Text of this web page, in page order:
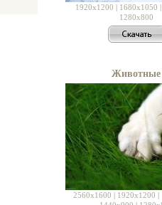
1920x1200 | 1680x1050
1280x800
Животные
2560x1600 | 1920x1200 |